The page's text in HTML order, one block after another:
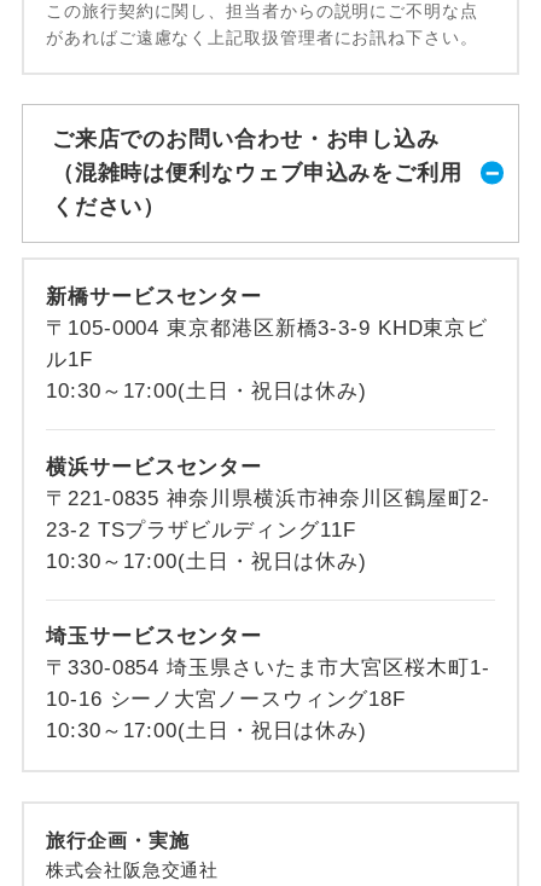
この旅行契約に関し、担当者からの説明にご不明な点
があればご遠慮なく上記取扱管理者にお訊ね下さい。
ご来店でのお問い合わせ・お申し込み
（混雑時は便利なウェブ申込みをご利用
ください）
新橋サービスセンター
〒105-0004 東京都港区新橋3-3-9 KHD東京ビ
ル1F
10:30～17:00(土日・祝日は休み)
横浜サービスセンター
〒221-0835 神奈川県横浜市神奈川区鶴屋町2-
23-2 TSプラザビルディング11F
10:30～17:00(土日・祝日は休み)
埼玉サービスセンター
〒330-0854 埼玉県さいたま市大宮区桜木町1-
10-16 シーノ大宮ノースウィング18F
10:30～17:00(土日・祝日は休み)
旅行企画・実施
株式会社阪急交通社